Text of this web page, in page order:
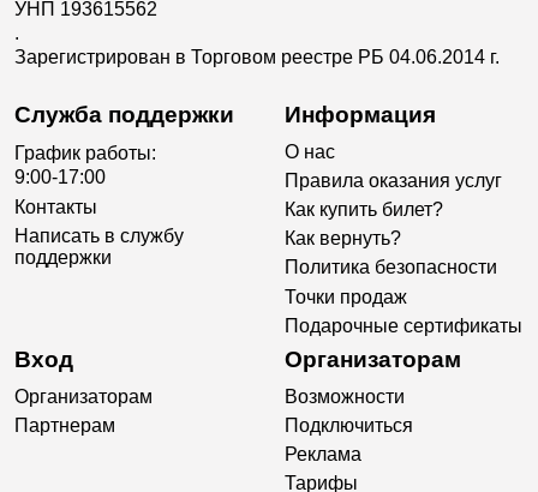
УНП 193615562
.
Зарегистрирован в Торговом реестре РБ 04.06.2014 г.
Служба поддержки
График работы:
9:00-17:00
Контакты
Написать в службу
поддержки
Информация
О нас
Правила оказания услуг
Как купить билет?
Как вернуть?
Политика безопасности
Точки продаж
Подарочные сертификаты
Вход
Организаторам
Партнерам
Организаторам
Возможности
Подключиться
Реклама
Тарифы